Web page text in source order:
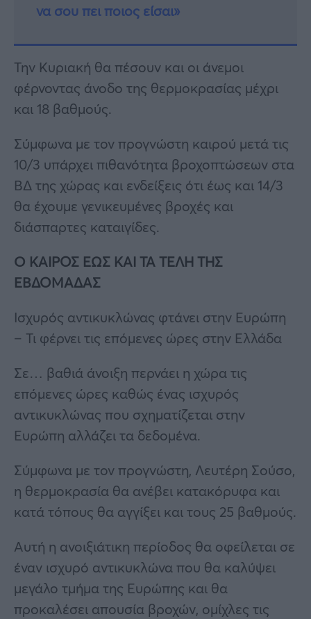
να σου πει ποιος είσαι»
Την Κυριακή θα πέσουν και οι άνεμοι
φέρνοντας άνοδο της θερμοκρασίας μέχρι
και 18 βαθμούς.
Σύμφωνα με τον προγνώστη καιρού μετά τις
10/3 υπάρχει πιθανότητα βροχοπτώσεων στα
ΒΔ της χώρας και ενδείξεις ότι έως και 14/3
θα έχουμε γενικευμένες βροχές και
διάσπαρτες καταιγίδες.
O KAIΡΟΣ ΕΩΣ ΚΑΙ ΤΑ ΤΕΛΗ ΤΗΣ
ΕΒΔΟΜΑΔΑΣ
Ισχυρός αντικυκλώνας φτάνει στην Ευρώπη
– Τι φέρνει τις επόμενες ώρες στην Ελλάδα
Σε… βαθιά άνοιξη περνάει η χώρα τις
επόμενες ώρες καθώς ένας ισχυρός
αντικυκλώνας που σχηματίζεται στην
Ευρώπη αλλάζει τα δεδομένα.
Σύμφωνα με τον προγνώστη, Λευτέρη Σούσο,
η θερμοκρασία θα ανέβει κατακόρυφα και
κατά τόπους θα αγγίξει και τους 25 βαθμούς.
Αυτή η ανοιξιάτικη περίοδος θα οφείλεται σε
έναν ισχυρό αντικυκλώνα που θα καλύψει
μεγάλο τμήμα της Ευρώπης και θα
προκαλέσει απουσία βροχών, ομίχλες τις